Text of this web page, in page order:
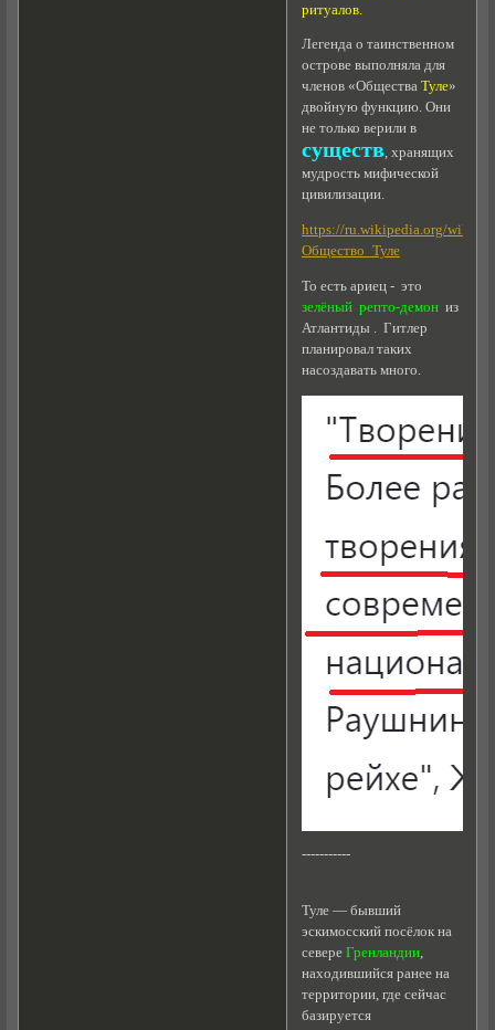
ритуалов.
Легенда о таинственном
острове выполняла для
членов «Общества Туле»
двойную функцию. Они
не только верили в
существ, хранящих
мудрость мифической
цивилизации.
https://ru.wikipedia.org/wiki/
Общество_Туле
То есть ариец - это
зелёный репто-демониз
Атлантиды . Гитлер
планировал таких
насоздавать много.
-----------
Туле — бывший
эскимосский посёлок на
севереГренландии,
находившийся ранее на
территории, где сейчас
базируется